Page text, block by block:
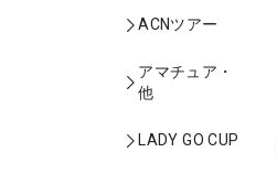
ACNツアー
アマチュア・
他
LADY GO CUP